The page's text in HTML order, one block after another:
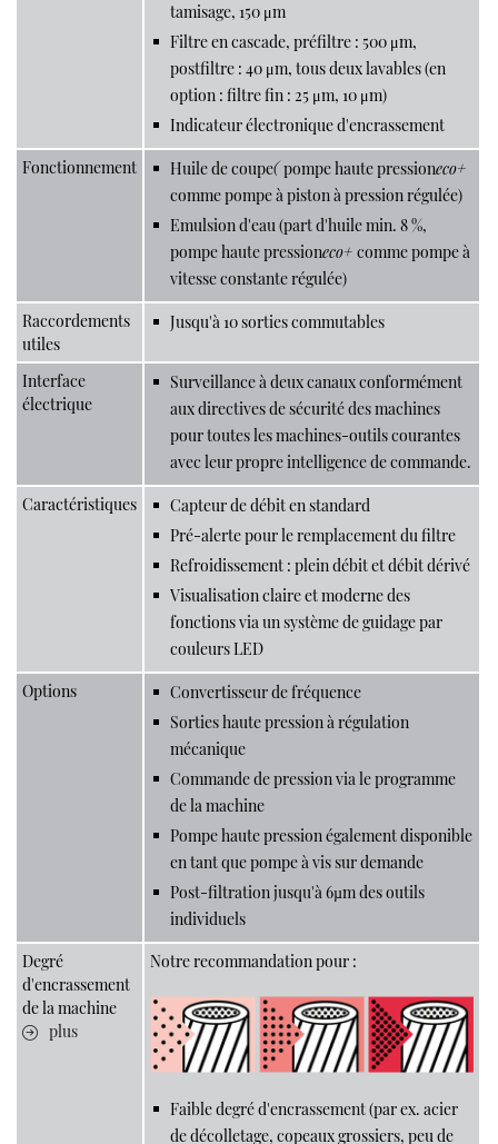
tamisage, 150 μm
Filtre en cascade, préfiltre : 500 μm,
postfiltre : 40 μm, tous deux lavables (en
option : filtre fin : 25 μm, 10 μm)
Indicateur électronique d'encrassement
Fonctionnement
Huile de coupe(pompe haute pressioneco+
comme pompe à piston à pression régulée)
Emulsion d'eau (part d'huile min. 8 %,
pompe haute pressioneco+ comme pompe à
vitesse constante régulée)
Raccordements
utiles
Jusqu'à 10 sorties commutables
Interface
électrique
Surveillance à deux canaux conformément
aux directives de sécurité des machines
pour toutes les machines-outils courantes
avec leur propre intelligence de commande.
Caractéristiques
Capteur de débit en standard
Pré-alerte pour le remplacement du filtre
Refroidissement : plein débit et débit dérivé
Visualisation claire et moderne des
fonctions via un système de guidage par
couleurs LED
Options
Convertisseur de fréquence
Sorties haute pression à régulation
mécanique
Commande de pression via le programme
de la machine
Pompe haute pression également disponible
en tant que pompe à vis sur demande
Post-filtration jusqu'à 6µm des outils
individuels
Degré
d'encrassement
de la machine
plus
Notre recommandation pour :
Faible degré d'encrassement (par ex. acier
de décolletage, copeaux grossiers, peu de